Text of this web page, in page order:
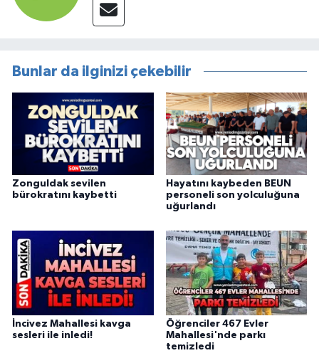
Bunlar da ilginizi çekebilir
Zonguldak sevilen
bürokratını kaybetti
Hayatını kaybeden BEUN
personeli son yolculuğuna
uğurlandı
İncivez Mahallesi kavga
sesleri ile inledi!
Öğrenciler 467 Evler
Mahallesi'nde parkı
temizledi